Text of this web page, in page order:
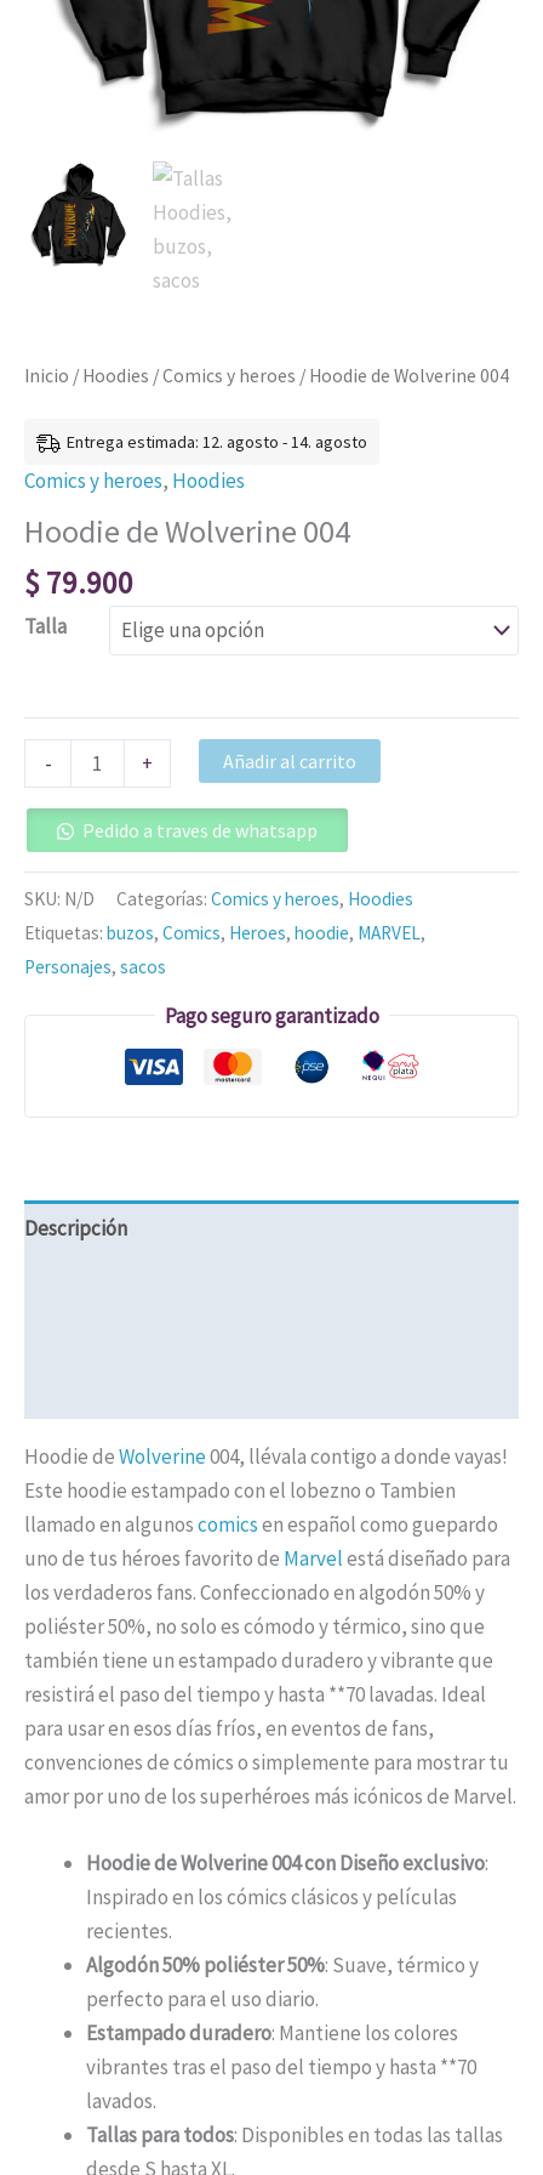
Inicio / Hoodies /Comics y heroes / Hoodie de Wolverine 004
Entrega estimada: 12. agosto - 14. agosto
Comics y heroes, Hoodies
Hoodie de Wolverine 004
$79.900
Talla
- + Añadir al carrito
Pedido a traves de whatsapp
SKU: N/D Categorías: Comics y heroes, Hoodies
Etiquetas: buzos, Comics, Heroes, hoodie, MARVEL,
Personajes, sacos
Pago seguro garantizado
Descripción
Hoodie deWolverine004, llévala contigo a donde vayas!
Este hoodie estampado con el lobezno o Tambien
llamado en algunoscomicsen español como guepardo
uno de tus héroes favorito de Marvelestá diseñado para
los verdaderos fans. Confeccionado en algodón 50% y
poliéster 50%, no solo es cómodo y térmico, sino que
también tiene un estampado duradero y vibrante que
resistirá el paso del tiempo y hasta **70 lavadas. Ideal
para usar en esos días fríos, en eventos de fans,
convenciones de cómics o simplemente para mostrar tu
amor por uno de los superhéroes más icónicos de Marvel.
Hoodie de Wolverine 004 con Diseño exclusivo:
Inspirado en los cómics clásicos y películas
recientes.
Algodón 50% poliéster 50%: Suave, térmico y
perfecto para el uso diario.
Estampado duradero: Mantiene los colores
vibrantes tras el paso del tiempo y hasta **70
lavados.
Tallas para todos: Disponibles en todas las tallas
desde S hasta XL.